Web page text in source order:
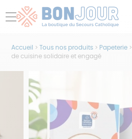
menu
Accueil > Tous nos produits> Papeterie>
de cuisine solidaire et engagé